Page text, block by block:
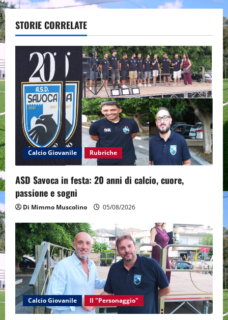
v
i
a
n
STORIE CORRELATE
Calcio Giovanile Rubriche
ASD Savoca in festa: 20 anni di calcio, cuore,
passione e sogni
Di Mimmo Muscolino 05/08/2026
Calcio Giovanile Il "Personaggio"